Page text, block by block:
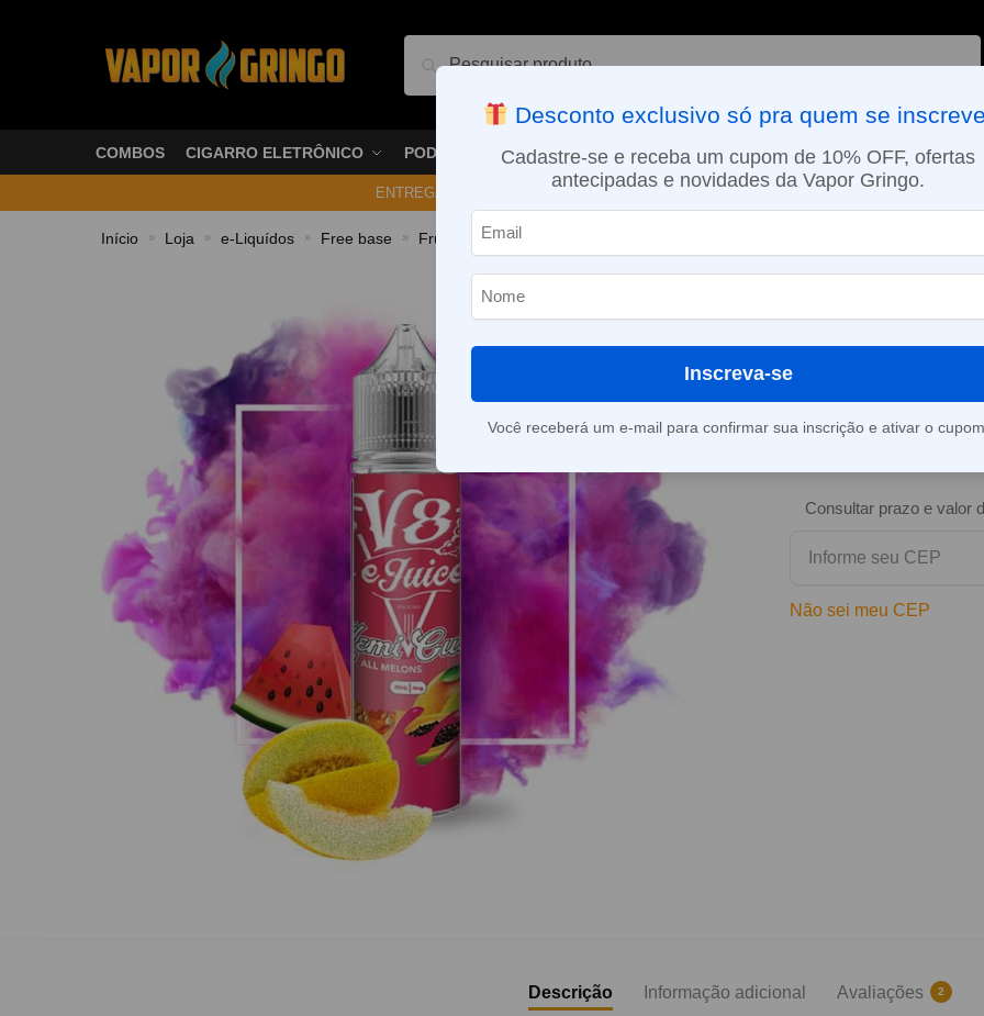
Pesquisar
COMBOS CIGARRO ELETRÔNICO PODS VAPORIZADOR DE ERVAS E-LIQUÍDOS NICOTINA ORAL
ENTREGA NO MESMO DIA EM SÃO PAULO (SEG A SEX): PEDIDOS APROVADOS ATÉ
Início » Loja » e-Liquídos » Free base » Frutados » Líquido V8 E-Juice – Hemi Cuda – All Melons
Líquido V8 E-
Cuda – All
Consultar prazo e valor
Não sei meu CEP
Descrição Informação adicional Avaliações 2
Desconto exclusivo só pra quem se
Cadastre-se e receba um cupom de 10% OFF, ofertas
antecipadas e novidades da Vapor Gringo.
Inscreva-se
Você receberá um e-mail para confirmar sua inscrição e ativar o